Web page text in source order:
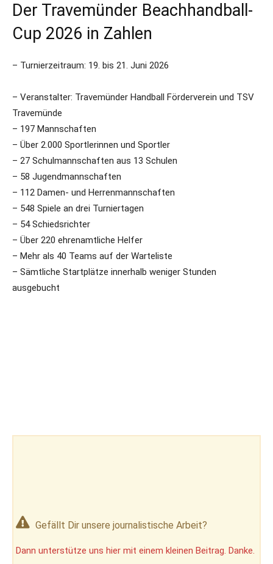
Der Travemünder Beachhandball-
Cup 2026 in Zahlen
– Turnierzeitraum: 19. bis 21. Juni 2026
– Veranstalter: Travemünder Handball Förderverein und TSV
Travemünde
– 197 Mannschaften
– Über 2.000 Sportlerinnen und Sportler
– 27 Schulmannschaften aus 13 Schulen
– 58 Jugendmannschaften
– 112 Damen- und Herrenmannschaften
– 548 Spiele an drei Turniertagen
– 54 Schiedsrichter
– Über 220 ehrenamtliche Helfer
– Mehr als 40 Teams auf der Warteliste
– Sämtliche Startplätze innerhalb weniger Stunden
ausgebucht
Gefällt Dir unsere journalistische Arbeit?
Dann unterstütze uns hier mit einem kleinen Beitrag. Danke.